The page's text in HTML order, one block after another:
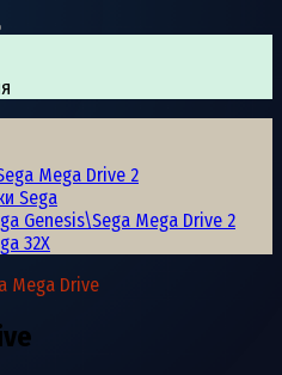
Mega Drive 2
Sega
Genesis\Sega Mega Drive 2
32X
Mega Drive